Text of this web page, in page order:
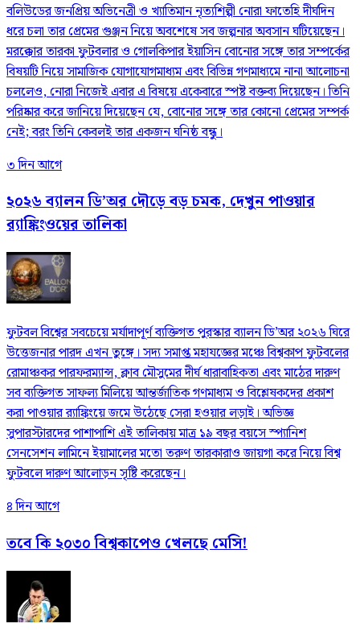
বলিউডের জনপ্রিয় অভিনেত্রী ও খ্যাতিমান নৃত্যশিল্পী নোরা ফাতেহি দীর্ঘদিন
ধরে চলা তার প্রেমের গুঞ্জন নিয়ে অবশেষে সব জল্পনার অবসান ঘটিয়েছেন।
মরক্কোর তারকা ফুটবলার ও গোলকিপার ইয়াসিন বোনোর সঙ্গে তার সম্পর্কের
বিষয়টি নিয়ে সামাজিক যোগাযোগমাধ্যম এবং বিভিন্ন গণমাধ্যমে নানা আলোচনা
চললেও, নোরা নিজেই এবার এ বিষয়ে একেবারে স্পষ্ট বক্তব্য দিয়েছেন। তিনি
পরিষ্কার করে জানিয়ে দিয়েছেন যে, বোনোর সঙ্গে তার কোনো প্রেমের সম্পর্ক
নেই; বরং তিনি কেবলই তার একজন ঘনিষ্ঠ বন্ধু।
৩ দিন আগে
২০২৬ ব্যালন ডি’অর দৌড়ে বড় চমক, দেখুন পাওয়ার
র‍্যাঙ্কিংওয়ের তালিকা
ফুটবল বিশ্বের সবচেয়ে মর্যাদাপূর্ণ ব্যক্তিগত পুরস্কার ব্যালন ডি’অর ২০২৬ ঘিরে
উত্তেজনার পারদ এখন তুঙ্গে। সদ্য সমাপ্ত মহাযজ্ঞের মঞ্চে বিশ্বকাপ ফুটবলের
রোমাঞ্চকর পারফরম্যান্স, ক্লাব মৌসুমের দীর্ঘ ধারাবাহিকতা এবং মাঠের দারুণ
সব ব্যক্তিগত সাফল্য মিলিয়ে আন্তর্জাতিক গণমাধ্যম ও বিশ্লেষকদের প্রকাশ
করা পাওয়ার র‍্যাঙ্কিংয়ে জমে উঠেছে সেরা হওয়ার লড়াই। অভিজ্ঞ
সুপারস্টারদের পাশাপাশি এই তালিকায় মাত্র ১৯ বছর বয়সে স্প্যানিশ
সেনসেশন লামিনে ইয়ামালের মতো তরুণ তারকারাও জায়গা করে নিয়ে বিশ্ব
ফুটবলে দারুণ আলোড়ন সৃষ্টি করেছেন।
৪ দিন আগে
তবে কি ২০৩০ বিশ্বকাপেও খেলছে মেসি!